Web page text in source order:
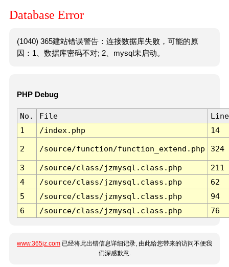
Database Error
(1040) 365建站错误警告：连接数据库失败，可能的原
因：1、数据库密码不对; 2、mysql未启动。
PHP Debug
No. File
Line
1
/index.php 14
2 /source/function/function_extend.php 324
3 /source/class/jzmysql.class.php
211
4
/source/class/jzmysql.class.php
62
5
/source/class/jzmysql.class.php
94
6
/source/class/jzmysql.class.php 76
www.365jz.com 已经将此出错信息详细记录, 由此给您带来的访问不便我
们深感歉意.